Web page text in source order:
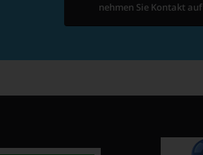
nehmen Sie Kontakt auf